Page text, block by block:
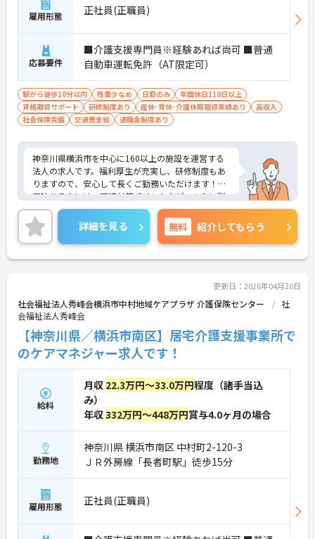
雇用形態 正社員(正職員)
応募要件
■介護支援専門員※経験あれば尚可 ■普通
自動車運転免許（AT限定可）
駅から徒歩10分以内 残業少なめ 日勤のみ
年間休日110日以上
資格取得サポート
研修制度あり 産休･育休･介護休暇取得実績あり
高収入
社会保険完備
交通費支給 退職金制度あり
神奈川県横浜市を中心に160以上の施設を運営する
法人の求人です。福利厚生が充実し、研修制度もあ
りますので、安心して長くご勤務いただけます！ご
興味ある方には、面接対策ポイントなど、さらに詳
細をお話しいたしますのでお気軽にご相談くださ
い！
詳細を見る 無料 紹介してもらう
更新日：2026年04月20日
社会福祉法人秀峰会横浜市中村地域ケアプラザ 介護保険センター
社
会福祉法人秀峰会
【神奈川県／横浜市南区】居宅介護支援事業所で
のケアマネジャー求人です！
給料
月収 22.3万円～33.0万円程度（諸手当込
み）
年収332万円～448万円賞与4.0ヶ月の場合
勤務地
神奈川県 横浜市南区 中村町2-120-3
ＪＲ外房線「長者町駅」徒歩15分
雇用形態 正社員(正職員)